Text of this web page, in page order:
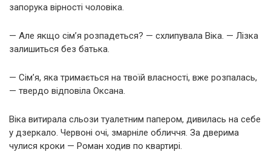
запорука вірності чоловіка.
— Але якщо сім’я розпадеться? — схлипувала Віка. — Лізка
залишиться без батька.
— Сім’я, яка тримається на твоїй власності, вже розпалась,
— твердо відповіла Оксана.
Віка витирала сльози туалетним папером, дивилась на себе
у дзеркало. Червоні очі, змарніле обличчя. За дверима
чулися кроки — Роман ходив по квартирі.